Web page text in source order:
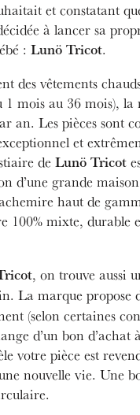
et constatant
à lancer sa
: Lunö Tricot.
des vêtements
1 mois au 36 mois), la
an. Les pièces sont
et
de Lunö Tricot
d’une grande
haut de
100% mixte, durable
, on trouve aussi
La marque propose
(selon certaines
d’un bon d’achat
votre pièce est
nouvelle vie. Une